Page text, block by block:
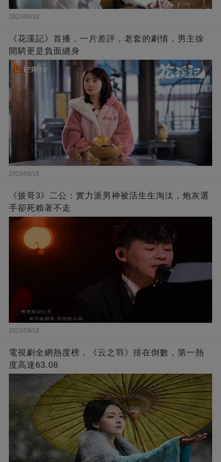
2023/09/18
《花溪記》首播，一片差評，老套的劇情，男主徐
開騁更是負面纏身
2023/09/18
《披哥3》二公：實力派男神被活生生淘汰，炮灰選
手卻死賴著不走
2023/09/18
電視劇全網熱度榜，《云之羽》排在倒數，第一熱
度高達63.08